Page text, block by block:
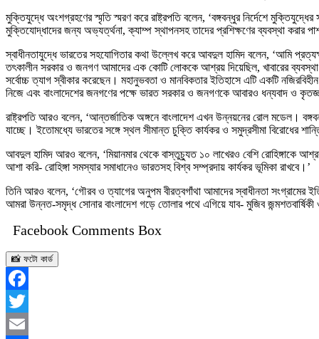
মুক্তিযুদ্ধে অংশগ্রহণের স্মৃতি স্মরণ করে রাষ্ট্রপতি বলেন, ‘বঙ্গবন্ধুর নির্দেশে
মুক্তিযোদ্ধাদের জন্য অভ্যর্ত্থনা, ক্যাম্প স্থাপনসহ তাদের প্রশিক্ষণের ব্যবস্থা করার
স্বাধীনতাযুদ্ধে ভারতের সহযোগিতার কথা উল্লেখ করে আবদুল হামিদ বলেন, ‘আমি
তৎকালীন সরকার ও জনগণ আমাদের এক কোটি লোককে আশ্রয় দিয়েছিল, খাবারের ব্যবস্থা
সর্বোচ্চ ত্যাগ স্বীকার করেছেন। মহানুভবতা ও মানবিকতার ইতিহাসে এটি একটি
নিজে এবং বাংলাদেশের জনগণের পক্ষে ভারত সরকার ও জনগণকে আবারও ধন্যবাদ ও
রাষ্ট্রপতি আরও বলেন, ‘আন্তর্জাতিক অঙ্গনে বাংলাদেশ এখন উন্নয়নের রোল মডেল।
যাচ্ছে। ইতোমধ্যে ভারতের সঙ্গে স্থল সীমান্ত চুক্তি কার্যকর ও সমুদ্রসীমা বিরোধের
আবদুল হামিদ আরও বলেন, ‘মিয়ানমার থেকে বাস্তুচ্যুত ১০ লাখেরও বেশি রোহিঙ্গাকে আশ্রয়
আশা করি- রোহিঙ্গা সমস্যার সমাধানেও ভারতসহ বিশ্ব সম্প্রদায় কার্যকর ভূমিকা রাখবে।’
তিনি আরও বলেন, ‘গৌরব ও ত্যাগের অনুপম বীরত্বগাঁথা আমাদের স্বাধীনতা সংগ্রামের
আমরা উন্নত-সমৃদ্ধ সোনার বাংলাদেশ গড়ে তোলার পথে এগিয়ে যাব- মুজিব
Facebook Comments Box
📸 ফটো কার্ড
Facebook
Twitter